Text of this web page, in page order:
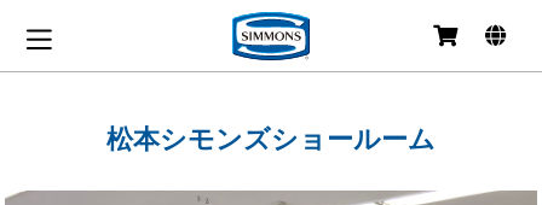
移
松本シモンズショールーム